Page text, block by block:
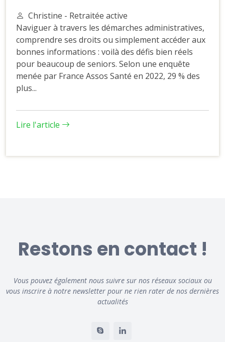
Christine - Retraitée active
Naviguer à travers les démarches administratives,
comprendre ses droits ou simplement accéder aux
bonnes informations : voilà des défis bien réels
pour beaucoup de seniors. Selon une enquête
menée par France Assos Santé en 2022, 29 % des
plus...
Lire l'article
Restons en contact !
Vous pouvez également nous suivre sur nos réseaux sociaux ou
vous inscrire à notre newsletter pour ne rien rater de nos dernières
actualités